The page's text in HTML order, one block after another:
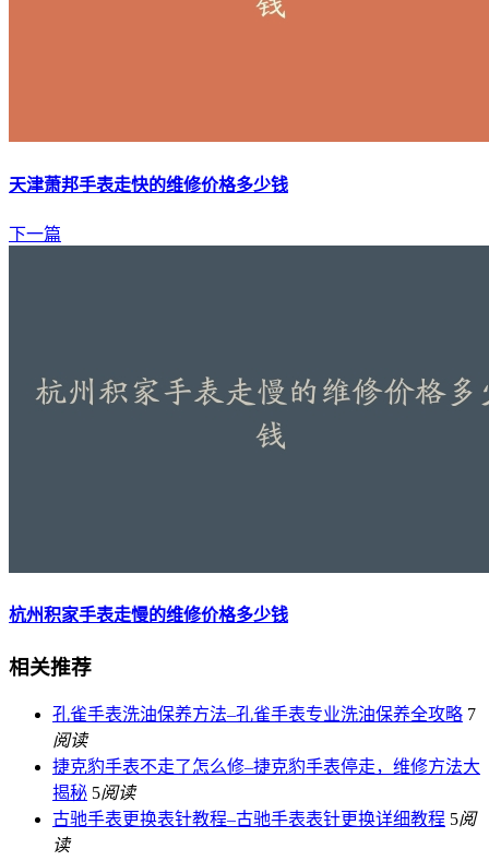
天津萧邦手表走快的维修价格多少钱
下一篇
杭州积家手表走慢的维修价格多少钱
相关推荐
孔雀手表洗油保养方法–孔雀手表专业洗油保养全攻略 7
阅读
捷克豹手表不走了怎么修–捷克豹手表停走，维修方法大
揭秘 5阅读
古驰手表更换表针教程–古驰手表表针更换详细教程 5阅
读